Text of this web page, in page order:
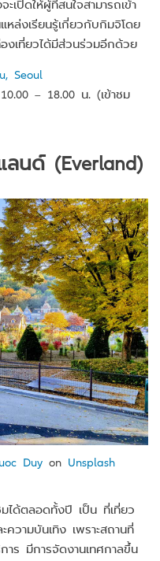
เปิดให้ผู้ที่สนใจสามารถเข้า
หล่งเรียนรู้เกี่ยวกับกิมจิโดย
งเที่ยวได้มีส่วนร่วมอีกด้วย
Seoul
– 18.00 น. (เข้าชม
ลนด์ (Everland)
Duy on Unsplash
มได้ตลอดทั้งปี เป็น ที่เที่ยว
วามบันเทิง เพราะสถานที่
าร มีการจัดงานเทศกาลขึ้น